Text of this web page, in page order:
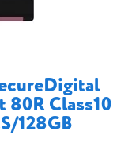
80R Class10
128GB